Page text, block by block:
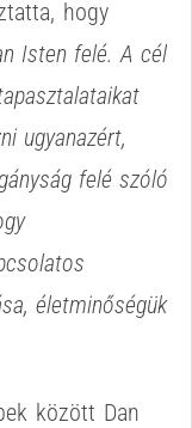
hogy
Isten felé. A cél
ugyanazért,
felé szóló
életminőségük
között Dan